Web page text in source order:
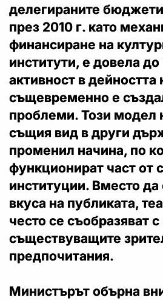
делегираните
през 2010 г. като
финансиране на
институти, е довела
активност в дейността
същевременно е
проблеми. Този модел
същия вид в други
променил начина, по
функционират част от
институции. Вместо
вкуса на публиката,
често се съобразяват с
съществуващите
предпочитания.
Министърът обърна